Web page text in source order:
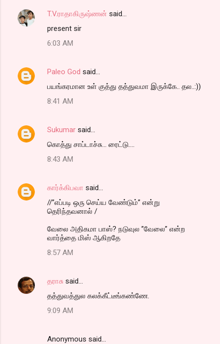
T.V.ராதாகிருஷ்ணன் said…
present sir
6:03 AM
Paleo God said…
பயங்கரமான உள் குத்து தத்துவமா இருக்கே.. தல..:))
8:41 AM
Sukumar said…
கொத்து சாப்டாச்சு... ரைட்டு....
8:43 AM
கார்க்கிபவா said…
//”எப்படி ஒரு செய்ய வேண்டும்” என்று
தெரிந்தவனால் /
வேலை அதிகமா பாஸ்? நடுவுல ”வேலை” என்ற
வார்த்தை மிஸ் ஆகிறதே
8:57 AM
தராசு said…
தத்துவத்துல கலக்கீட்டீங்கண்ணே.
9:09 AM
Anonymous said…